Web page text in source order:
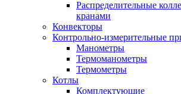
Распределительные
кранами
Конвекторы
Контрольно-измерительные
Манометры
Термоманометры
Термометры
Котлы
Комплектующие